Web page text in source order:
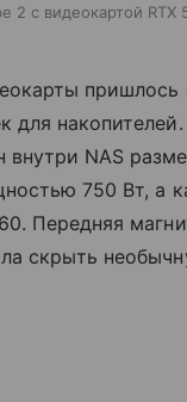
2 с видеокартой RTX
пришлось
для
внутри NAS
750 Вт, а
Передняя
скрыть